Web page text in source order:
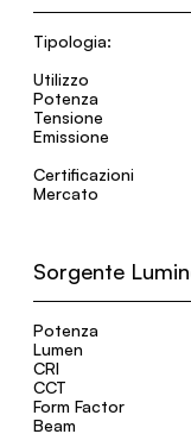
Tipologia:
Utilizzo
Potenza
Tensione
Emissione
Certificazioni
Mercato
Sorgente
Potenza
Lumen
CRI
CCT
Form Factor
Beam